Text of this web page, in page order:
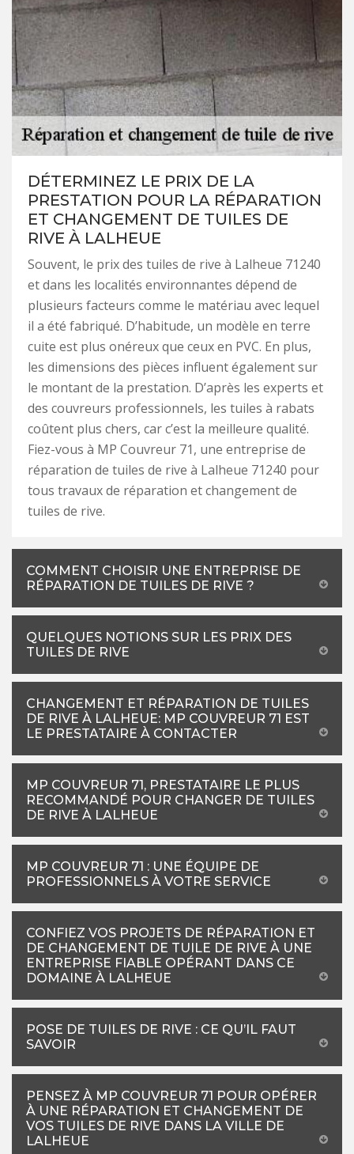
DÉTERMINEZ LE PRIX DE LA
PRESTATION POUR LA RÉPARATION
ET CHANGEMENT DE TUILES DE
RIVE À LALHEUE
Souvent, le prix des tuiles de rive à Lalheue 71240
et dans les localités environnantes dépend de
plusieurs facteurs comme le matériau avec lequel
il a été fabriqué. D’habitude, un modèle en terre
cuite est plus onéreux que ceux en PVC. En plus,
les dimensions des pièces influent également sur
le montant de la prestation. D’après les experts et
des couvreurs professionnels, les tuiles à rabats
coûtent plus chers, car c’est la meilleure qualité.
Fiez-vous à MP Couvreur 71, une entreprise de
réparation de tuiles de rive à Lalheue 71240 pour
tous travaux de réparation et changement de
tuiles de rive.
COMMENT CHOISIR UNE ENTREPRISE DE
RÉPARATION DE TUILES DE RIVE ?
QUELQUES NOTIONS SUR LES PRIX DES
TUILES DE RIVE
CHANGEMENT ET RÉPARATION DE TUILES
DE RIVE À LALHEUE: MP COUVREUR 71 EST
LE PRESTATAIRE À CONTACTER
MP COUVREUR 71, PRESTATAIRE LE PLUS
RECOMMANDÉ POUR CHANGER DE TUILES
DE RIVE À LALHEUE
MP COUVREUR 71 : UNE ÉQUIPE DE
PROFESSIONNELS À VOTRE SERVICE
CONFIEZ VOS PROJETS DE RÉPARATION ET
DE CHANGEMENT DE TUILE DE RIVE À UNE
ENTREPRISE FIABLE OPÉRANT DANS CE
DOMAINE À LALHEUE
POSE DE TUILES DE RIVE : CE QU’IL FAUT
SAVOIR
PENSEZ À MP COUVREUR 71 POUR OPÉRER
À UNE RÉPARATION ET CHANGEMENT DE
VOS TUILES DE RIVE DANS LA VILLE DE
LALHEUE